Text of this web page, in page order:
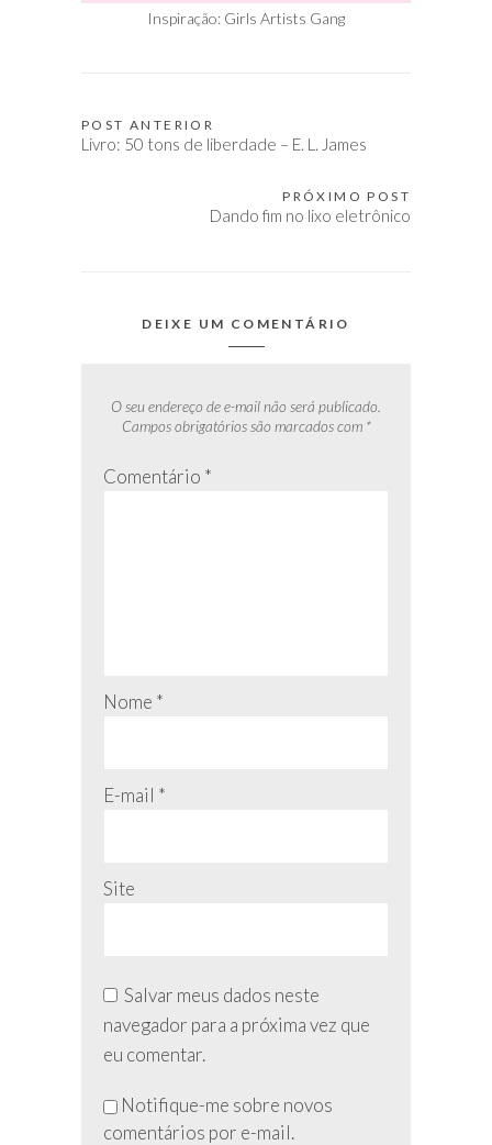
Inspiração: Girls Artists Gang
Navegação
POST ANTERIOR
Livro: 50 tons de liberdade – E. L. James
PRÓXIMO POST
Dando fim no lixo eletrônico
DEIXE UM COMENTÁRIO
O seu endereço de e-mail não será publicado.
Campos obrigatórios são marcados com *
Comentário *
Nome *
E-mail *
Site
Salvar meus dados neste
navegador para a próxima vez que
eu comentar.
Não
preencha
Notifique-me sobre novos
comentários por e-mail.